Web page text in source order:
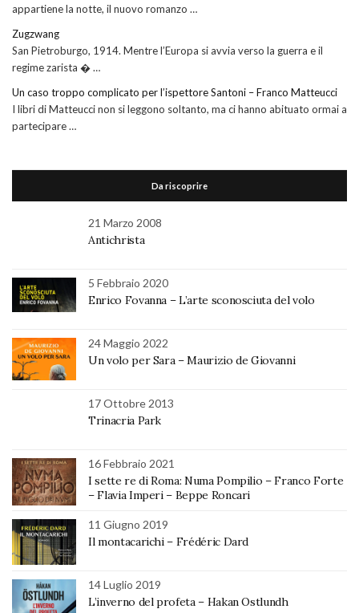
appartiene la notte, il nuovo romanzo …
Zugzwang
San Pietroburgo, 1914. Mentre l’Europa si avvia verso la guerra e il
regime zarista � …
Un caso troppo complicato per l’ispettore Santoni – Franco Matteucci
I libri di Matteucci non si leggono soltanto, ma ci hanno abituato ormai a
partecipare …
Da riscoprire
21 Marzo 2008
Antichrista
5 Febbraio 2020
Enrico Fovanna – L’arte sconosciuta del volo
24 Maggio 2022
Un volo per Sara – Maurizio de Giovanni
17 Ottobre 2013
Trinacria Park
16 Febbraio 2021
I sette re di Roma: Numa Pompilio – Franco Forte
– Flavia Imperi – Beppe Roncari
11 Giugno 2019
Il montacarichi – Frédéric Dard
14 Luglio 2019
L’inverno del profeta – Hakan Ostlundh